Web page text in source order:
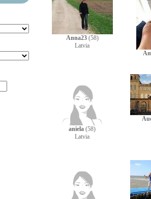
Anna23 (58)
Latvia
aniela (58)
Latvia